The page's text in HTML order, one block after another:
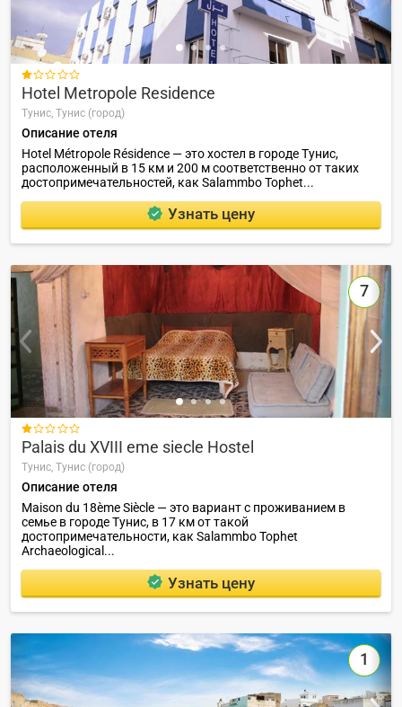

Hotel Metropole Residence
Тунис, Тунис (город)
Описание отеля
Hotel Métropole Résidence — это хостел в городе Тунис,
расположенный в 15 км и 200 м соответственно от таких
достопримечательностей, как Salammbo Tophet...
Узнать цену
7

Palais du XVIII eme siecle Hostel
Тунис, Тунис (город)
Описание отеля
Maison du 18ème Siècle — это вариант с проживанием в
семье в городе Тунис, в 17 км от такой
достопримечательности, как Salammbo Tophet
Archaeological...
Узнать цену
1